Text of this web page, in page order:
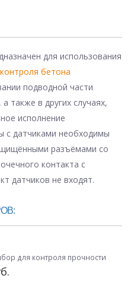
для использования
бетона
подводной части
также в других случаях,
исполнение
с датчиками необходимы
разъёмами со
контакта с
датчиков не входят.
для контроля прочности